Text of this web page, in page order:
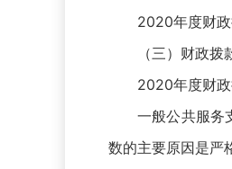
2020年度财
（三）财政
2020年度财
一般公共服务
数的主要原因是严